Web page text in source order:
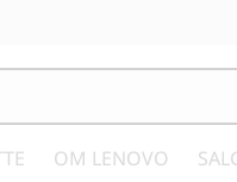
OM LENOVO